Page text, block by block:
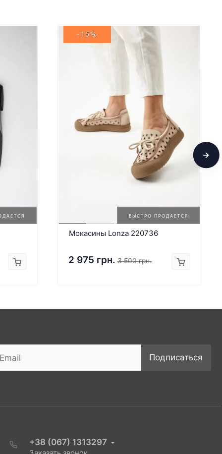
БЫСТРО ПРОДАЕТСЯ
-15%
Мокасины Lonza 220736
2 975 грн. 3 500 грн.
Подписаться
+38 (067) 1313297